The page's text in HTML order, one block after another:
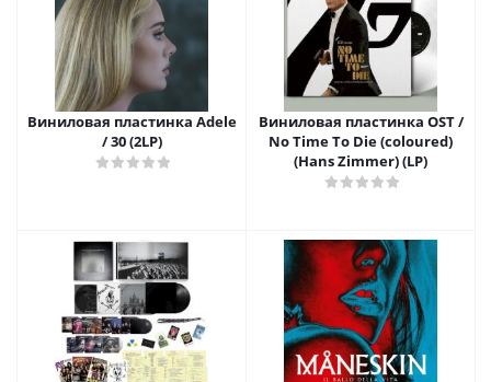
Виниловая пластинка Adele
/ 30 (2LP)
Виниловая пластинка OST /
No Time To Die (coloured)
(Hans Zimmer) (LP)